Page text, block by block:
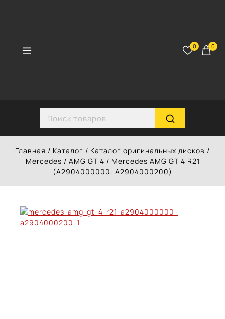
0 0
Главная / Каталог / Каталог оригинальных дисков /
Mercedes / AMG GT 4 / Mercedes AMG GT 4 R21
(A2904000000, A2904000200)